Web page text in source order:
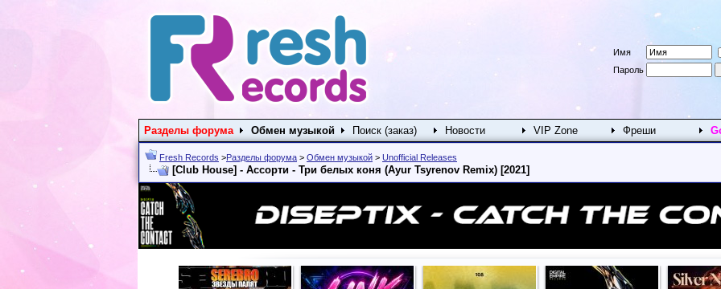
Имя
Пароль
Разделы форума Обмен музыкой Поиск (заказ) Новости VIP Zone Фреши
Fresh Records >Разделы форума > Обмен музыкой > Unofficial Releases
[Club House] - Ассорти - Три белых коня (Ayur Tsyrenov Remix) [2021]